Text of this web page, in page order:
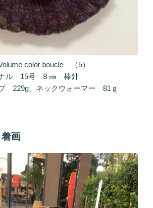
color boucle （5）
ナル 15号 8 ㎜ 棒針
、ネックウォーマー 81ｇ
画